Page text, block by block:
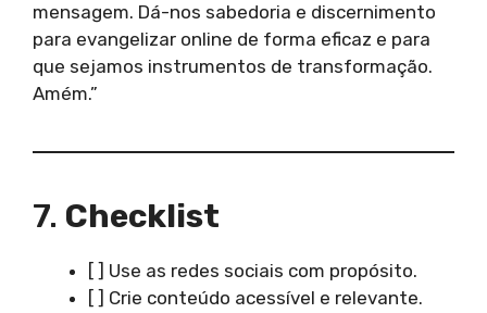
mensagem. Dá-nos sabedoria e discernimento
para evangelizar online de forma eficaz e para
que sejamos instrumentos de transformação.
Amém.”
7. Checklist
[ ] Use as redes sociais com propósito.
[ ] Crie conteúdo acessível e relevante.